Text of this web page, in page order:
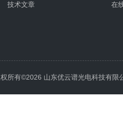
技术文章
在
权所有©2026 山东优云谱光电科技有